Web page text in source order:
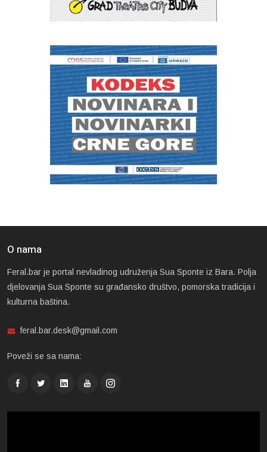
O nama
Feral.bar je portal nevladinog udruženja Sua Sponte iz Bara. Polja
djelovanja Sua Sponte su građansko društvo, pomorska tradicija i
kulturna baština.
feral.bar.desk@gmail.com
Poveži se sa nama: